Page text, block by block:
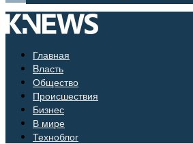
Главная
Bласть
Общество
Происшествия
Бизнес
В мире
Техноблог